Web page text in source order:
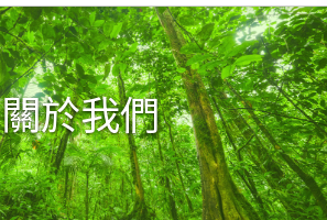
關於我們